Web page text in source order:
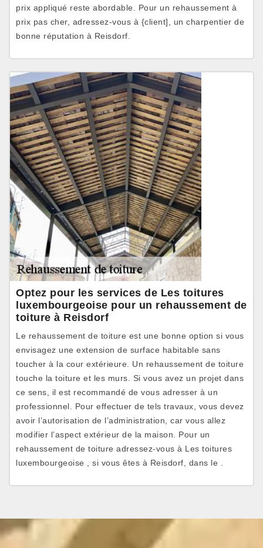
prix appliqué reste abordable. Pour un rehaussement à
prix pas cher, adressez-vous à {client], un charpentier de
bonne réputation à Reisdorf.
Optez pour les services de Les toitures
luxembourgeoise pour un rehaussement de
toiture à Reisdorf
Le rehaussement de toiture est une bonne option si vous
envisagez une extension de surface habitable sans
toucher à la cour extérieure. Un rehaussement de toiture
touche la toiture et les murs. Si vous avez un projet dans
ce sens, il est recommandé de vous adresser à un
professionnel. Pour effectuer de tels travaux, vous devez
avoir l’autorisation de l’administration, car vous allez
modifier l’aspect extérieur de la maison. Pour un
rehaussement de toiture adressez-vous à Les toitures
luxembourgeoise , si vous êtes à Reisdorf, dans le .